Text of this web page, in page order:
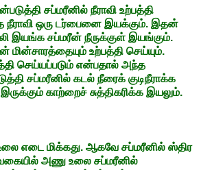
சப்மரீனில் நீராவி உற்பத்தி
நீராவி ஒரு டர்பைனை இயக்கும். இதன்
இயங்க சப்மரீன் நீருக்குள் இயங்கும்.
உற்பத்தி செய்யும்.
செய்யப்படும் என்பதால் அந்த
சப்மரீனில் கடல் நீரைக் குடிநீராக்க
இருக்கும் காற்றைச் சுத்திகரிக்க இயலும்.
எடை மிக்கது. ஆகவே சப்மரீனில் ஸ்திர
வகையில் அணு உலை சப்மரீனில்